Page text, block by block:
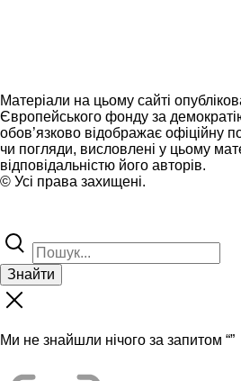
Матеріали на цьому сайті
Європейського фонду за
обов’язково відображає офіційну
чи погляди, висловлені у цьому
відповідальністю його авторів.
© Усі права захищені.
Знайти
Ми не знайшли нічого за запитом “”